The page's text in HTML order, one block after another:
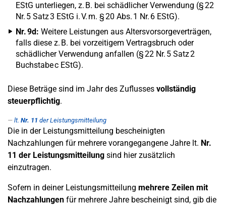
EStG unterliegen, z. B. bei schädlicher Verwendung (§ 22
Nr. 5 Satz 3 EStG i. V. m. § 20 Abs. 1 Nr. 6 EStG).
Nr. 9d: Weitere Leistungen aus Altersvorsorgeverträgen,
falls diese z. B. bei vorzeitigem Vertragsbruch oder
schädlicher Verwendung anfallen (§ 22 Nr. 5 Satz 2
Buchstabe c EStG).
Diese Beträge sind im Jahr des Zuflusses vollständig
steuerpflichtig.
lt. Nr. 11 der Leistungsmitteilung
Die in der Leistungsmitteilung bescheinigten
Nachzahlungen für mehrere vorangegangene Jahre lt. Nr.
11 der Leistungsmitteilung sind hier zusätzlich
einzutragen.
Sofern in deiner Leistungsmitteilung mehrere Zeilen mit
Nachzahlungen für mehrere Jahre bescheinigt sind, gib die